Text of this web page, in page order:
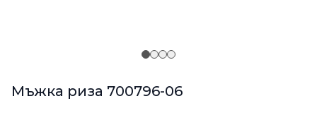
Мъжка риза 700796-06